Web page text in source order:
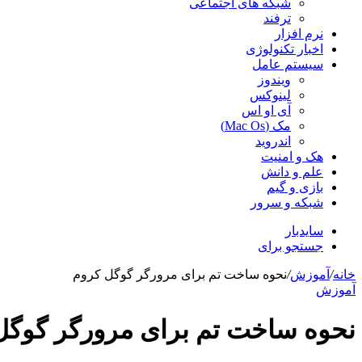
شبکه های اجتماعی
ترفند
نرم افزار
اخبار تکنولوژی
سیستم عامل
ویندوز
لینوکس
آی او اس
مک (Mac Os)
اندروید
هک و امنیت
علم و دانش
بازی و گیم
شبکه و سرور
سایدبار
جستجو برای
خانه/ آموزش/نحوه ساخت تم برای مرورگر گوگل کروم
آموزش
نحوه ساخت تم برای مرورگر